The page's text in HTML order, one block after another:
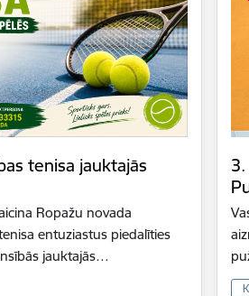
tenisa jauktajās
Ropažu novada
entuziastus piedalīties
jauktajās…